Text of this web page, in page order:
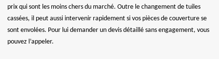
prix qui sont les moins chers du marché. Outre le changement de tuiles
cassées, il peut aussi intervenir rapidement si vos pièces de couverture se
sont envolées. Pour lui demander un devis détaillé sans engagement, vous
pouvez l’appeler.